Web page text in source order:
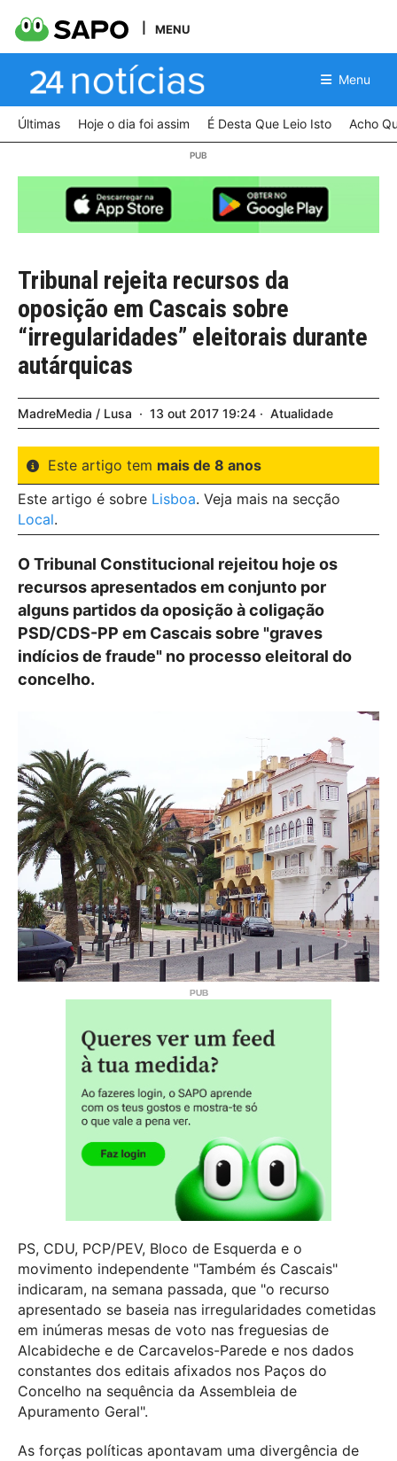
MENU
Menu
Últimas Hoje o dia foi assim É Desta Que Leio Isto Acho
Tribunal rejeita recursos da
oposição em Cascais sobre
“irregularidades” eleitorais durante
autárquicas
MadreMedia / Lusa 13 out 2017 19:24 Atualidade
Este artigo tem mais de 8 anos
Este artigo é sobre Lisboa. Veja mais na secção
Local.
O Tribunal Constitucional rejeitou hoje os
recursos apresentados em conjunto por
alguns partidos da oposição à coligação
PSD/CDS-PP em Cascais sobre "graves
indícios de fraude" no processo eleitoral do
concelho.
PS, CDU, PCP/PEV, Bloco de Esquerda e o
movimento independente "Também és Cascais"
indicaram, na semana passada, que "o recurso
apresentado se baseia nas irregularidades cometidas
em inúmeras mesas de voto nas freguesias de
Alcabideche e de Carcavelos-Parede e nos dados
constantes dos editais afixados nos Paços do
Concelho na sequência da Assembleia de
Apuramento Geral".
As forças políticas apontavam uma divergência de